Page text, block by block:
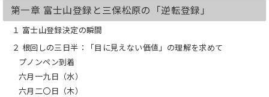
第一章 富士山登録と三保松原の「逆転登録」
１ 富士山登録決定の瞬間
２ 根回しの三日半：「目に見えない価値」の理解を求めて
プノンペン到着
六月一九日（水）
六月二〇日（木）